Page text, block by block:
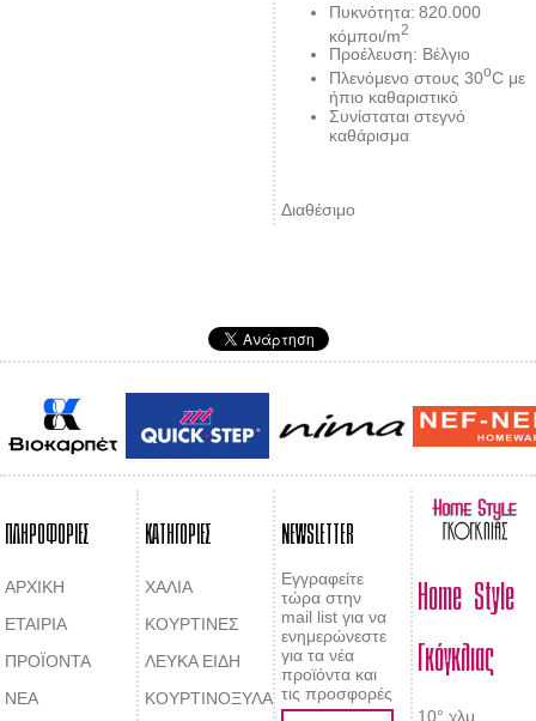
Πυκνότητα: 820.000
κόμποι/m2
Προέλευση: Βέλγιο
Πλενόμενο στους 30οC με
ήπιο καθαριστικό
Συνίσταται στεγνό
καθάρισμα
Διαθέσιμο
ΠΛΗΡΟΦΟΡΙΕΣ
ΑΡΧΙΚΗ
ΕΤΑΙΡΙΑ
ΠΡΟΪΟΝΤΑ
ΝΕΑ
ΚΑΤΗΓΟΡΙΕΣ
ΧΑΛΙΑ
ΚΟΥΡΤΙΝΕΣ
ΛΕΥΚΑ ΕΙΔΗ
ΚΟΥΡΤΙΝΟΞΥΛΑ
NEWSLETTER
Εγγραφείτε
τώρα στην
mail list για να
ενημερώνεστε
για τα νέα
προϊόντα και
τις προσφορές
Home Style
Γκόγκλιας
10° χλμ